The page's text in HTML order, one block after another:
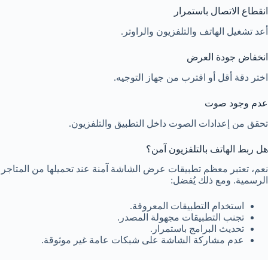
انقطاع الاتصال باستمرار
أعد تشغيل الهاتف والتلفزيون والراوتر.
انخفاض جودة العرض
اختر دقة أقل أو اقترب من جهاز التوجيه.
عدم وجود صوت
تحقق من إعدادات الصوت داخل التطبيق والتلفزيون.
هل ربط الهاتف بالتلفزيون آمن؟
نعم، تعتبر معظم تطبيقات عرض الشاشة آمنة عند تحميلها من المتاجر
الرسمية. ومع ذلك يُفضل:
استخدام التطبيقات المعروفة.
تجنب التطبيقات مجهولة المصدر.
تحديث البرامج باستمرار.
عدم مشاركة الشاشة على شبكات عامة غير موثوقة.